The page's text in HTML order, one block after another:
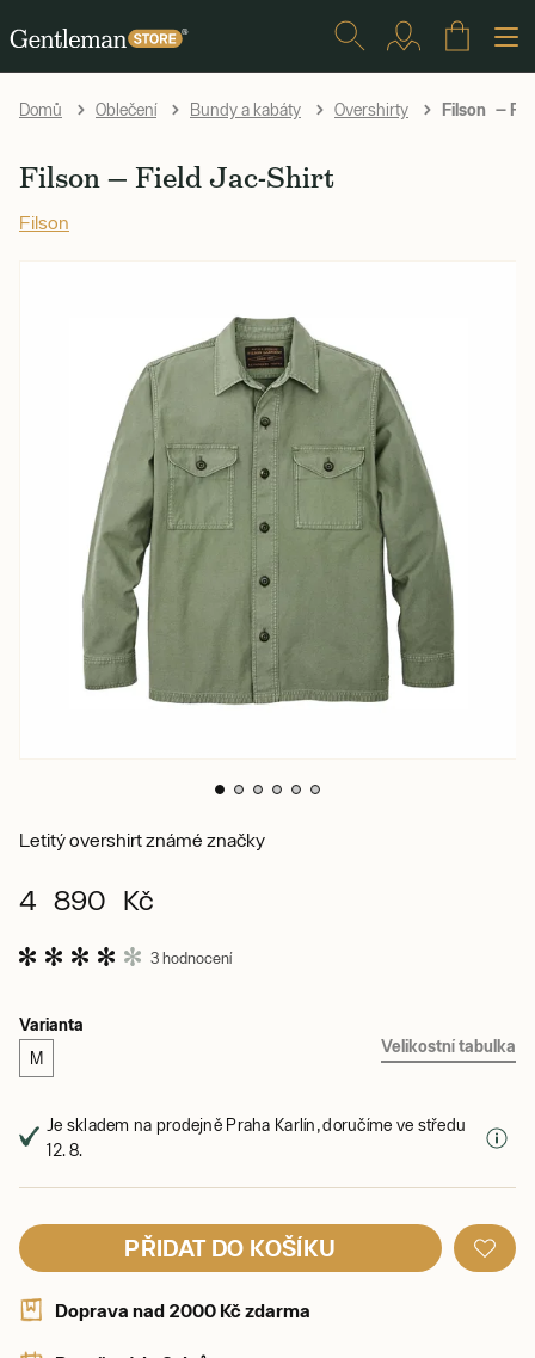
Domů Oblečení Bundy a kabáty Overshirty Filson —
Filson — Field Jac-Shirt
Filson
Letitý overshirt známé značky
4 890 Kč
3 hodnocení
Varianta
M
Velikostní tabulka
Je skladem na prodejně Praha Karlín, doručíme ve středu
12. 8.
PŘIDAT DO KOŠÍKU
Doprava nad 2000 Kč zdarma